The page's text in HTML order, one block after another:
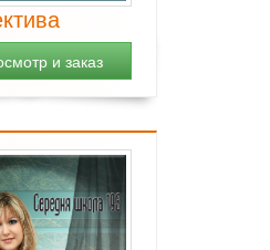
и заказ